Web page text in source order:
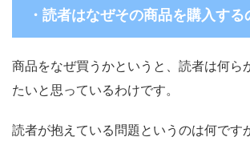
・読者はなぜその商品を購入す
商品をなぜ買うかというと、読者は何ら
たいと思っているわけです。
読者が抱えている問題というのは何です